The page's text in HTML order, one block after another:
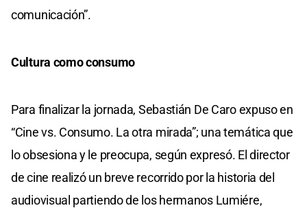
comunicación”.
Cultura como consumo
Para finalizar la jornada, Sebastián De Caro expuso en
“Cine vs. Consumo. La otra mirada”; una temática que
lo obsesiona y le preocupa, según expresó. El director
de cine realizó un breve recorrido por la historia del
audiovisual partiendo de los hermanos Lumiére,